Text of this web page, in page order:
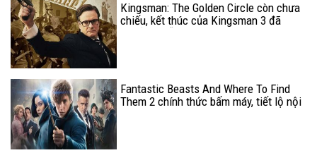
Kingsman: The Golden Circle còn chưa
chiếu, kết thúc của Kingsman 3 đã
Fantastic Beasts And Where To Find
Them 2 chính thức bấm máy, tiết lộ nội